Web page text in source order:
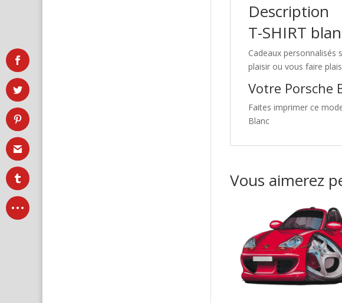
Description
T-SHIRT
Cadeaux personnalisés
plaisir ou vous faire
Votre Porsche
Faites imprimer ce
Blanc
Vous aimerez